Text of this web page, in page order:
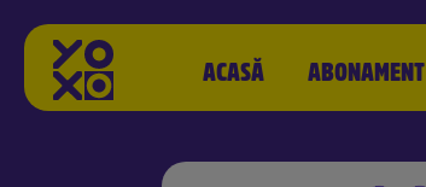
ACASĂ ABONAMENT